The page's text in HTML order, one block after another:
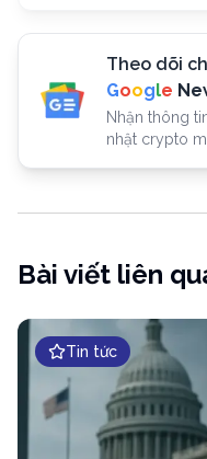
Theo dõi
Google
Nhận thông
nhật crypto
Bài viết liên
Tin tức